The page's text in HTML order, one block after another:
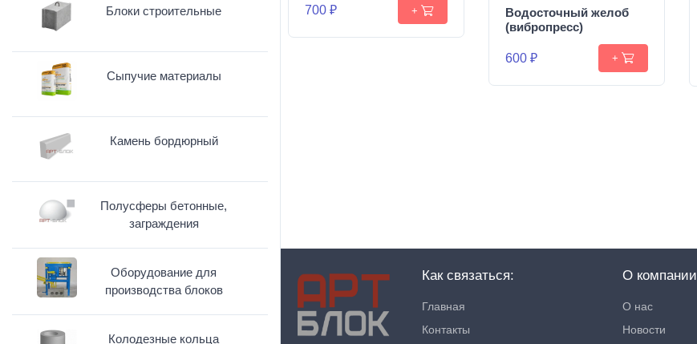
700 ₽ +
Водосточный желоб
(вибропресс)
600 ₽ +
Блоки строительные
Сыпучие материалы
Камень бордюрный
Полусферы бетонные,
заграждения
Оборудование для
производства блоков
Колодезные кольца
Как связаться:
Главная
Контакты
О компании
О нас
Новости